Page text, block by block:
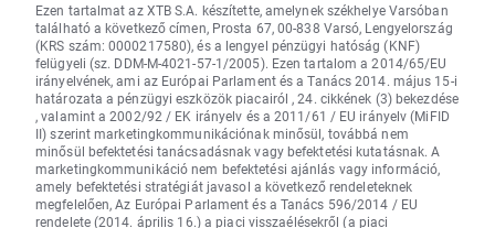
Ezen tartalmat az XTB S.A. készítette, amelynek székhelye Varsóban
található a következő címen, Prosta 67, 00-838 Varsó, Lengyelország
(KRS szám: 0000217580), és a lengyel pénzügyi hatóság (KNF)
felügyeli (sz. DDM-M-4021-57-1/2005). Ezen tartalom a 2014/65/EU
irányelvének, ami az Európai Parlament és a Tanács 2014. május 15-i
határozata a pénzügyi eszközök piacairól , 24. cikkének (3) bekezdése
, valamint a 2002/92 / EK irányelv és a 2011/61 / EU irányelv (MiFID
II) szerint marketingkommunikációnak minősül, továbbá nem
minősül befektetési tanácsadásnak vagy befektetési kutatásnak. A
marketingkommunikáció nem befektetési ajánlás vagy információ,
amely befektetési stratégiát javasol a következő rendeleteknek
megfelelően, Az Európai Parlament és a Tanács 596/2014 / EU
rendelete (2014. április 16.) a piaci visszaélésekről (a piaci